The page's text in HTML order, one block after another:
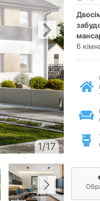
1/17
двосімейний котедж для зблокованої
6